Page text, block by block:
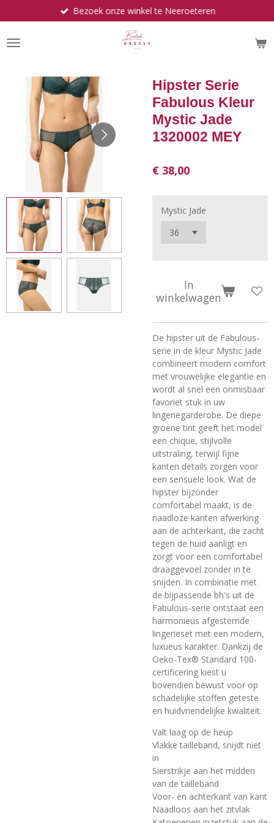
direct
naar
de
Bezoek onze winkel te Neeroeteren
Hipster Serie
Fabulous Kleur
Mystic Jade
1320002 MEY
€ 38,00
Mystic Jade
In
winkelwagen
De hipster uit de Fabulous-
serie in de kleur Mystic Jade
combineert modern comfort
met vrouwelijke elegantie en
wordt al snel een onmisbaar
favoriet stuk in uw
lingeriegarderobe. De diepe
groene tint geeft het model
een chique, stijlvolle
uitstraling, terwijl fijne
kanten details zorgen voor
een sensuele look. Wat de
hipster bijzonder
comfortabel maakt, is de
naadloze kanten afwerking
aan de achterkant, die zacht
tegen de huid aanligt en
zorgt voor een comfortabel
draaggevoel zonder in te
snijden. In combinatie met
de bijpassende bh's uit de
Fabulous-serie ontstaat een
harmonieus afgestemde
lingerieset met een modern,
luxueus karakter. Dankzij de
Oeko-Tex® Standard 100-
certificering kiest u
bovendien bewust voor op
schadelijke stoffen geteste
en huidvriendelijke kwaliteit.
Valt laag op de heup
Vlakke tailleband, snijdt niet
in
Sierstrikje aan het midden
van de tailleband
Voor- en achterkant van kant
Naadloos aan het zitvlak